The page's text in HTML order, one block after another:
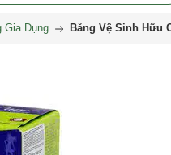
Gia Dụng Băng Vệ Sinh Hữu